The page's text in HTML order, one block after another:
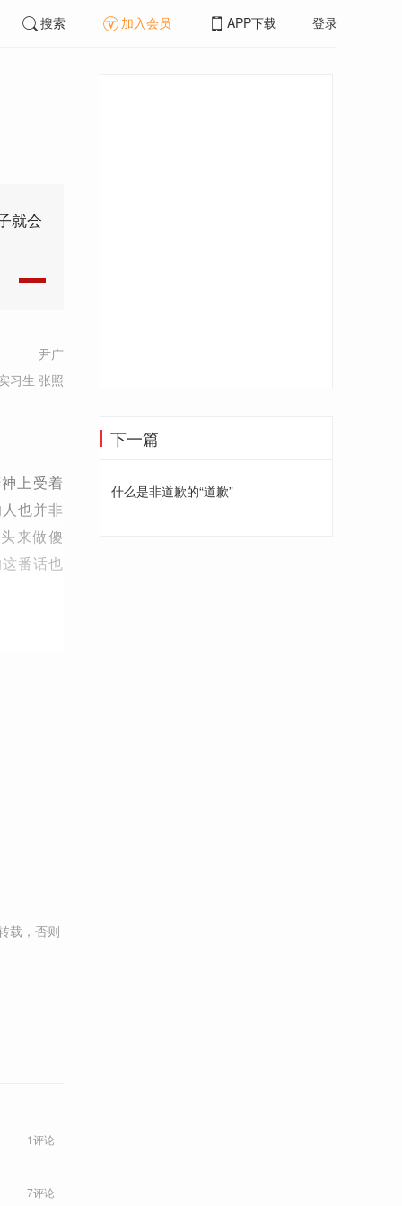
搜索 加入会员 APP下载 登录
就会
尹广
习生 张照
上受着
也并非
来做傻
番话也
载，否则
1评论
7评论
下一篇
什么是非道歉的“道歉”